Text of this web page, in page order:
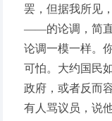
罢，但据我所见
——的论调，简直
论调一模一样。
可怕。大约国民
政府，或者反而
有人骂议员，说